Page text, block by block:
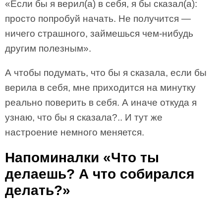
«Если бы я верил(а) в себя, я бы сказал(а):
просто попробуй начать. Не получится —
ничего страшного, займешься чем-нибудь
другим полезным».
А чтобы подумать, что бы я сказала, если бы
верила в себя, мне приходится на минутку
реально поверить в себя. А иначе откуда я
узнаю, что бы я сказала?.. И тут же
настроение немного меняется.
Напоминалки «Что ты
делаешь? А что собирался
делать?»